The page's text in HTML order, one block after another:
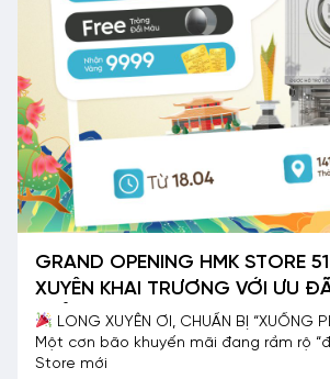
GRAND OPENING HMK STORE
XUYÊN KHAI TRƯƠNG VỚI ƯU
KHỦNG
LONG XUYÊN ƠI, CHUẨN BỊ “XUỐNG
Một cơn bão khuyến mãi đang rầm rộ
Store mới